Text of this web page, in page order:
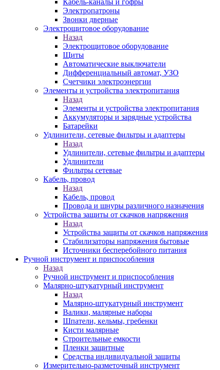
Кабель-каналы и гофры
Электропатроны
Звонки дверные
Электрощитовое оборудование
Назад
Электрощитовое оборудование
Щиты
Автоматические выключатели
Дифференциальный автомат, УЗО
Счетчики электроэнергии
Элементы и устройства электропитания
Назад
Элементы и устройства электропитания
Аккумуляторы и зарядные устройства
Батарейки
Удлинители, сетевые фильтры и адаптеры
Назад
Удлинители, сетевые фильтры и адаптеры
Удлинители
Фильтры сетевые
Кабель, провод
Назад
Кабель, провод
Провода и шнуры различного назначения
Устройства защиты от скачков напряжения
Назад
Устройства защиты от скачков напряжения
Стабилизаторы напряжения бытовые
Источники бесперебойного питания
Ручной инструмент и приспособления
Назад
Ручной инструмент и приспособления
Малярно-штукатурный инструмент
Назад
Малярно-штукатурный инструмент
Валики, малярные наборы
Шпатели, кельмы, гребенки
Кисти малярные
Строительные емкости
Пленки защитные
Средства индивидуальной защиты
Измерительно-разметочный инструмент